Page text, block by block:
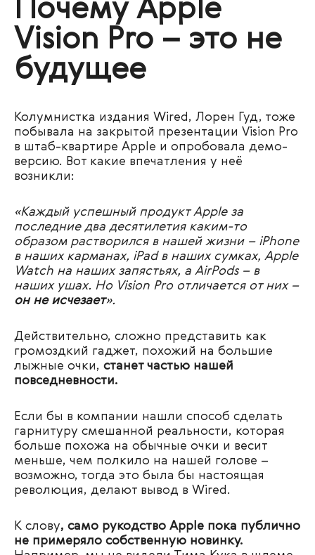
Почему Apple
Vision Pro – это не
будущее
Колумнистка издания Wired, Лорен Гуд, тоже
побывала на закрытой презентации Vision Pro
в штаб-квартире Apple и опробовала демо-
версию. Вот какие впечатления у неё
возникли:
«Каждый успешный продукт Apple за
последние два десятилетия каким-то
образом растворился в нашей жизни – iPhone
в наших карманах, iPad в наших сумках, Apple
Watch на наших запястьях, а AirPods – в
наших ушах. Но Vision Pro отличается от них –
он не исчезает».
Действительно, сложно представить как
громоздкий гаджет, похожий на большие
лыжные очки, станет частью нашей
повседневности.
Если бы в компании нашли способ сделать
гарнитуру смешанной реальности, которая
больше похожа на обычные очки и весит
меньше, чем полкило на нашей голове –
возможно, тогда это была бы настоящая
революция, делают вывод в Wired.
К слову, само рукодство Apple пока публично
не примеряло собственную новинку.